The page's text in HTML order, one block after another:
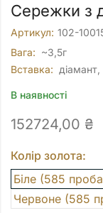
Сережки з
Артикул: 102-
Вага: ~3,5г
Вставка: діамант,
В наявності
152724,00 ₴
Колір золота:
Біле (585
Червоне (585